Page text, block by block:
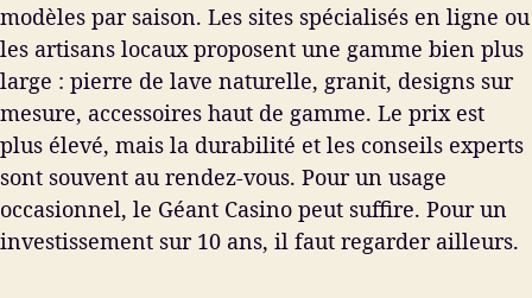
modèles par saison. Les sites spécialisés en ligne ou
les artisans locaux proposent une gamme bien plus
large : pierre de lave naturelle, granit, designs sur
mesure, accessoires haut de gamme. Le prix est
plus élevé, mais la durabilité et les conseils experts
sont souvent au rendez-vous. Pour un usage
occasionnel, le Géant Casino peut suffire. Pour un
investissement sur 10 ans, il faut regarder ailleurs.